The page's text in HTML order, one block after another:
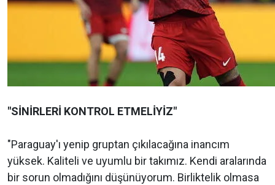
"SİNİRLERİ KONTROL ETMELİYİZ"
"Paraguay'ı yenip gruptan çıkılacağına inancım
yüksek. Kaliteli ve uyumlu bir takımız. Kendi aralarında
bir sorun olmadığını düşünüyorum. Birliktelik olmasa